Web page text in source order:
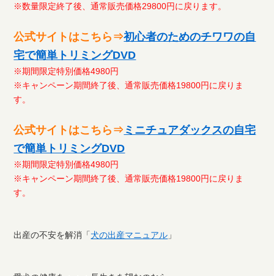
※数量限定終了後、通常販売価格29800円に戻ります。
公式サイトはこちら⇒初心者のためのチワワの自
宅で簡単トリミングDVD
※期間限定特別価格4980円
※キャンペーン期間終了後、通常販売価格19800円に戻りま
す。
公式サイトはこちら⇒ ミニチュアダックスの自宅
で簡単トリミングDVD
※期間限定特別価格4980円
※キャンペーン期間終了後、通常販売価格19800円に戻りま
す。
出産の不安を解消「犬の出産マニュアル 」